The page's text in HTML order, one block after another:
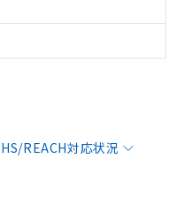
REACH対応状況